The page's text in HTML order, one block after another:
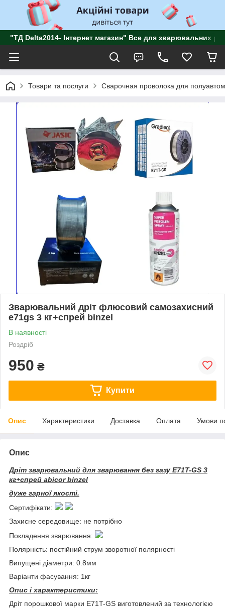
"ТД Delta2014- Інтернет магазин" Все для зварювальних
Товари та послуги Сварочная проволока для
Зварювальний дріт флюсовий самозахисний
е71gs 3 кг+спрей binzel
В наявності
Роздріб
950 ₴
Купити
Опис Характеристики Доставка Оплата Умови
Опис
Дріт зварювальний для зварювання без газу E71T-GS 3
кг+спрей abicor binzel
дуже гарної якості.
Сертифікати:
Захисне середовище: не потрібно
Покладення зварювання:
Полярність: постійний струм зворотної полярності
Випущені діаметри: 0.8мм
Варіанти фасування: 1кг
Опис і характеристики:
Дріт порошкової марки E71T-GS виготовлений за технологією